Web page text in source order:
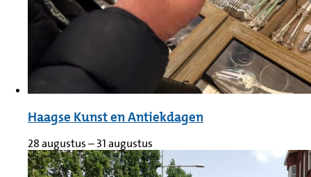
Haagse Kunst en Antiekdagen
28 augustus–31 augustus